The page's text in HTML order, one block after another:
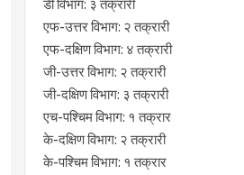
​डी विभाग: ३ तक्रारी
​एफ-उत्तर विभाग: २ तक्रारी
​एफ-दक्षिण विभाग: ४ तक्रारी
​जी-उत्तर विभाग: २ तक्रारी
​जी-दक्षिण विभाग: ३ तक्रारी
​एच-पश्चिम विभाग: १ तक्रार
​के-दक्षिण विभाग: २ तक्रारी
​के-पश्चिम विभाग: १ तक्रार